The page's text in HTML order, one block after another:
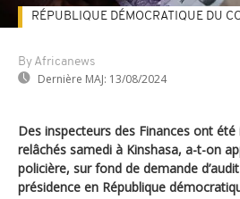
By Africanews
Dernière MAJ: 13/08/2024
RÉPUBLIQUE DÉMOCRATIQUE DU
Des inspecteurs des Finances ont été
relâchés samedi à Kinshasa, a-t-on
policière, sur fond de demande
présidence en République